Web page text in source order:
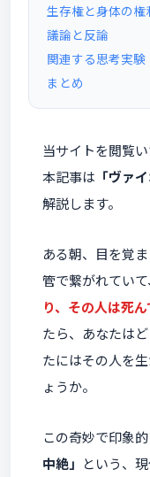
生存権と身体の権
議論と反論
関連する思考実験
まとめ
当サイトを閲覧
本記事は 「ヴァ
解説します。
ある朝、目を覚
管で繋がれていて
り、その人は死
たら、あなたは
たにはその人を
ょうか。
この奇妙で印象
中絶」 という、